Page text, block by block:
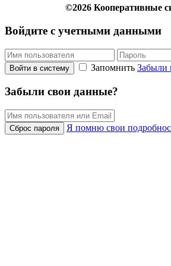
©2026 Кооперативные
Войдите с учетными данными
Войти в систему Запомнить Забыли
Забыли свои данные?
Сброс пароля Я помню свои